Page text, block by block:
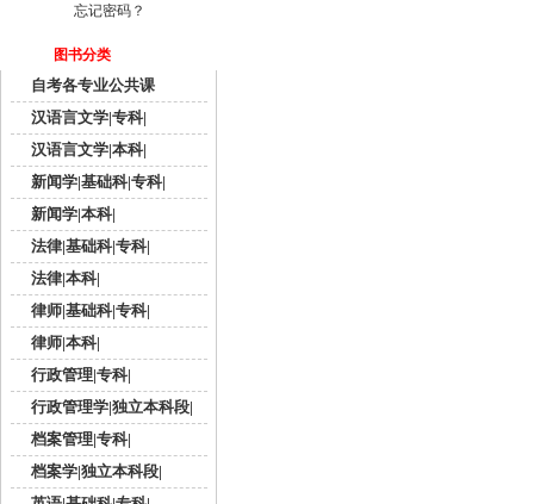
忘记密码？
图书分类
自考各专业公共课
汉语言文学|专科|
汉语言文学|本科|
新闻学|基础科|专科|
新闻学|本科|
法律|基础科|专科|
法律|本科|
律师|基础科|专科|
律师|本科|
行政管理|专科|
行政管理学|独立本科段|
档案管理|专科|
档案学|独立本科段|